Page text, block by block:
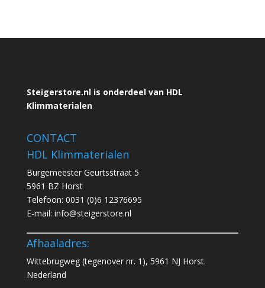
Steigerstore.nl is onderdeel van HDL
Klimmaterialen
CONTACT
HDL Klimmaterialen
Burgemeester Geurtsstraat 5
5961 BZ Horst
Telefoon: 0031 (0)6 12376695
E-mail: info@steigerstore.nl
Afhaaladres:
Wittebrugweg (tegenover nr. 1), 5961 NJ Horst.
Nederland